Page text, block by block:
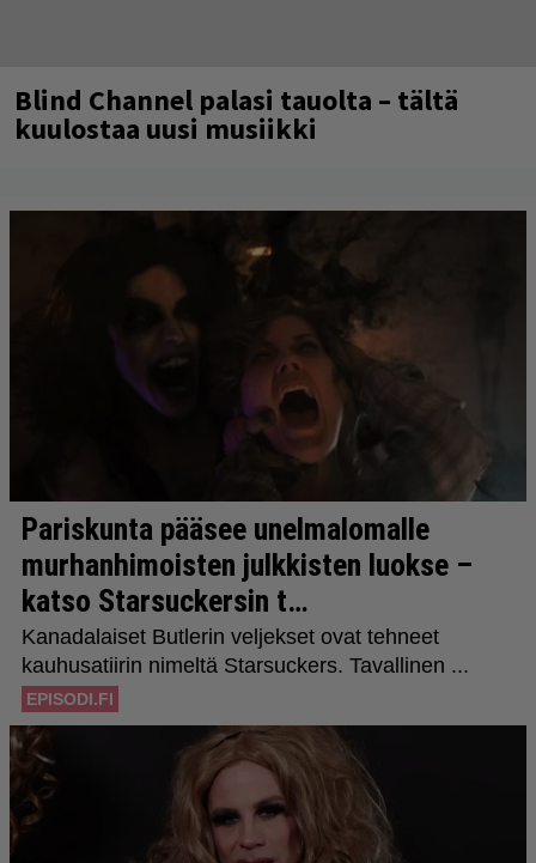
Blind Channel palasi tauolta – tältä
kuulostaa uusi musiikki